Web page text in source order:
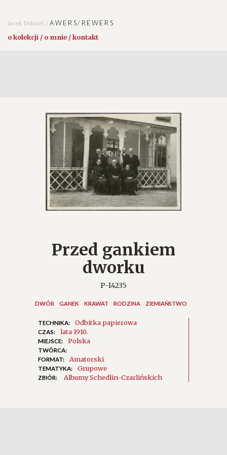
Jacek Dehnel /AWERS/REWERS
o kolekcji / o mnie / kontakt
Przed gankiem
dworku
P-14235
DWÓR GANEK KRAWAT RODZINA ZIEMIAŃSTWO
TECHNIKA: Odbitka papierowa
CZAS: lata 1910.
MIEJSCE: Polska
TWÓRCA:
FORMAT:
Amatorski
TEMATYKA: Grupowe
ZBIÓR: Albumy Schedlin-Czarlińskich